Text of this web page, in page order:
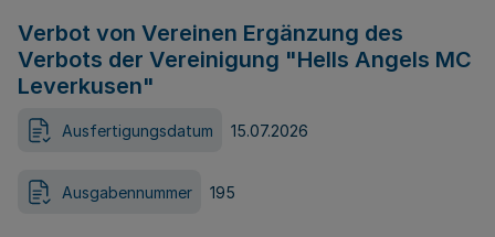
Verbot von Vereinen Ergänzung des
Verbots der Vereinigung "Hells Angels MC
Leverkusen"
Ausfertigungsdatum 15.07.2026
Ausgabennummer 195